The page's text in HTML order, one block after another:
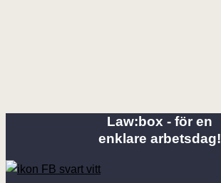
Law:box - för en
enklare arbetsdag!